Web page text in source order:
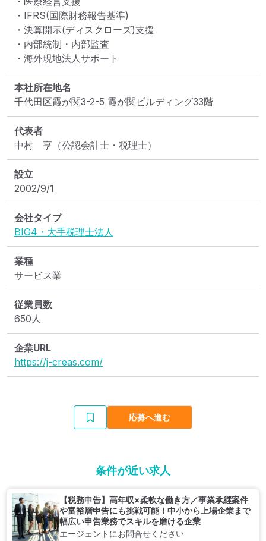
・IFRS(国際財務報告基準)
・決算開示(ディスクローズ)支援
・内部統制・内部監査
・海外現地法人サポート
本社所在地名
千代田区霞が関3-2-5 霞が関ビルディング33階
代表者
中村　亨（公認会計士・税理士）
設立
2002/9/1
会社タイプ
BIG4・大手税理士法人
業種
サービス業
従業員数
650人
企業URL
https://j-creas.com/
応募へ進む
条件が近い求人
【税務申告】高年収×柔軟な働き方／事業承継案件
や富裕層申告にも挑戦可能！中小から上場企業まで
幅広い申告業務でスキルを磨ける企業
エージェントにお問合せください